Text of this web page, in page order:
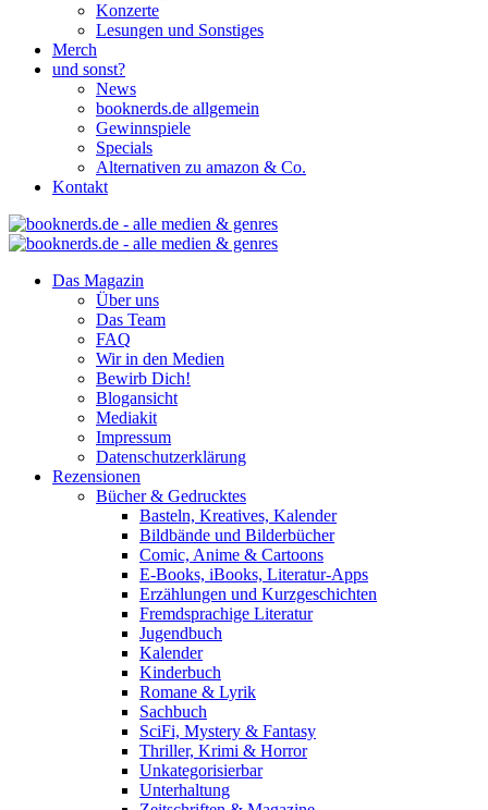
Konzerte
Lesungen und Sonstiges
Merch
und sonst?
News
booknerds.de allgemein
Gewinnspiele
Specials
Alternativen zu amazon & Co.
Kontakt
Das Magazin
Über uns
Das Team
FAQ
Wir in den Medien
Bewirb Dich!
Blogansicht
Mediakit
Impressum
Datenschutzerklärung
Rezensionen
Bücher & Gedrucktes
Basteln, Kreatives, Kalender
Bildbände und Bilderbücher
Comic, Anime & Cartoons
E-Books, iBooks, Literatur-Apps
Erzählungen und Kurzgeschichten
Fremdsprachige Literatur
Jugendbuch
Kalender
Kinderbuch
Romane & Lyrik
Sachbuch
SciFi, Mystery & Fantasy
Thriller, Krimi & Horror
Unkategorisierbar
Unterhaltung